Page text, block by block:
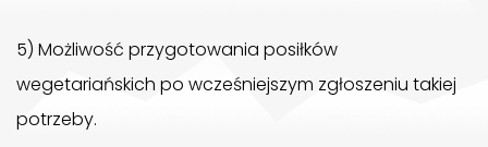
5) Możliwość przygotowania posiłków
wegetariańskich po wcześniejszym zgłoszeniu takiej
potrzeby.